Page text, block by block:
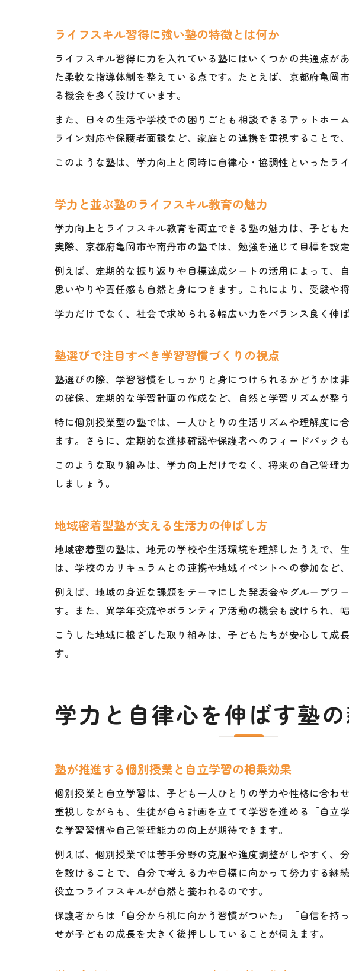
集団授
オンラ
塾が重
口コミ
塾選び
家庭と塾が
家庭と
塾と家
塾と家
ライフスキル習得に強い塾の特徴とは何か
ライフスキル習得に力を入れている塾にはいくつかの共通点
た柔軟な指導体制を整えている点です。たとえば、京都府亀
る機会を多く設けています。
また、日々の生活や学校での困りごとも相談できるアットホ
ライン対応や保護者面談など、家庭との連携を重視することで
このような塾は、学力向上と同時に自律心・協調性といったラ
学力と並ぶ塾のライフスキル教育の魅力
学力向上とライフスキル教育を両立できる塾の魅力は、子ども
実際、京都府亀岡市や南丹市の塾では、勉強を通じて目標を設
例えば、定期的な振り返りや目標達成シートの活用によって、
思いやりや責任感も自然と身につきます。これにより、受験や
学力だけでなく、社会で求められる幅広い力をバランス良く伸
塾選びで注目すべき学習習慣づくりの視点
塾選びの際、学習習慣をしっかりと身につけられるかどうかは
の確保、定期的な学習計画の作成など、自然と学習リズムが整
特に個別授業型の塾では、一人ひとりの生活リズムや理解度に
ます。さらに、定期的な進捗確認や保護者へのフィードバック
このような取り組みは、学力向上だけでなく、将来の自己管
しましょう。
地域密着型塾が支える生活力の伸ばし方
地域密着型の塾は、地元の学校や生活環境を理解したうえで
は、学校のカリキュラムとの連携や地域イベントへの参加など
例えば、地域の身近な課題をテーマにした発表会やグループワ
す。また、異学年交流やボランティア活動の機会も設けられ、
こうした地域に根ざした取り組みは、子どもたちが安心して
す。
学力と自律心を伸ばす塾
塾が推進する個別授業と自立学習の相乗効果
個別授業と自立学習は、子ども一人ひとりの学力や性格に合わ
重視しながらも、生徒が自ら計画を立てて学習を進める「自
な学習習慣や自己管理能力の向上が期待できます。
例えば、個別授業では苦手分野の克服や進度調整がしやすく、
を設けることで、自分で考える力や目標に向かって努力する
役立つライフスキルが自然と養われるのです。
保護者からは「自分から机に向かう習慣がついた」「自信を持
せが子どもの成長を大きく後押ししていることが伺えます。